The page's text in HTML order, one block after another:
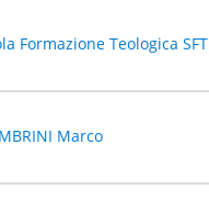
Formazione Teologica SFT
Marco